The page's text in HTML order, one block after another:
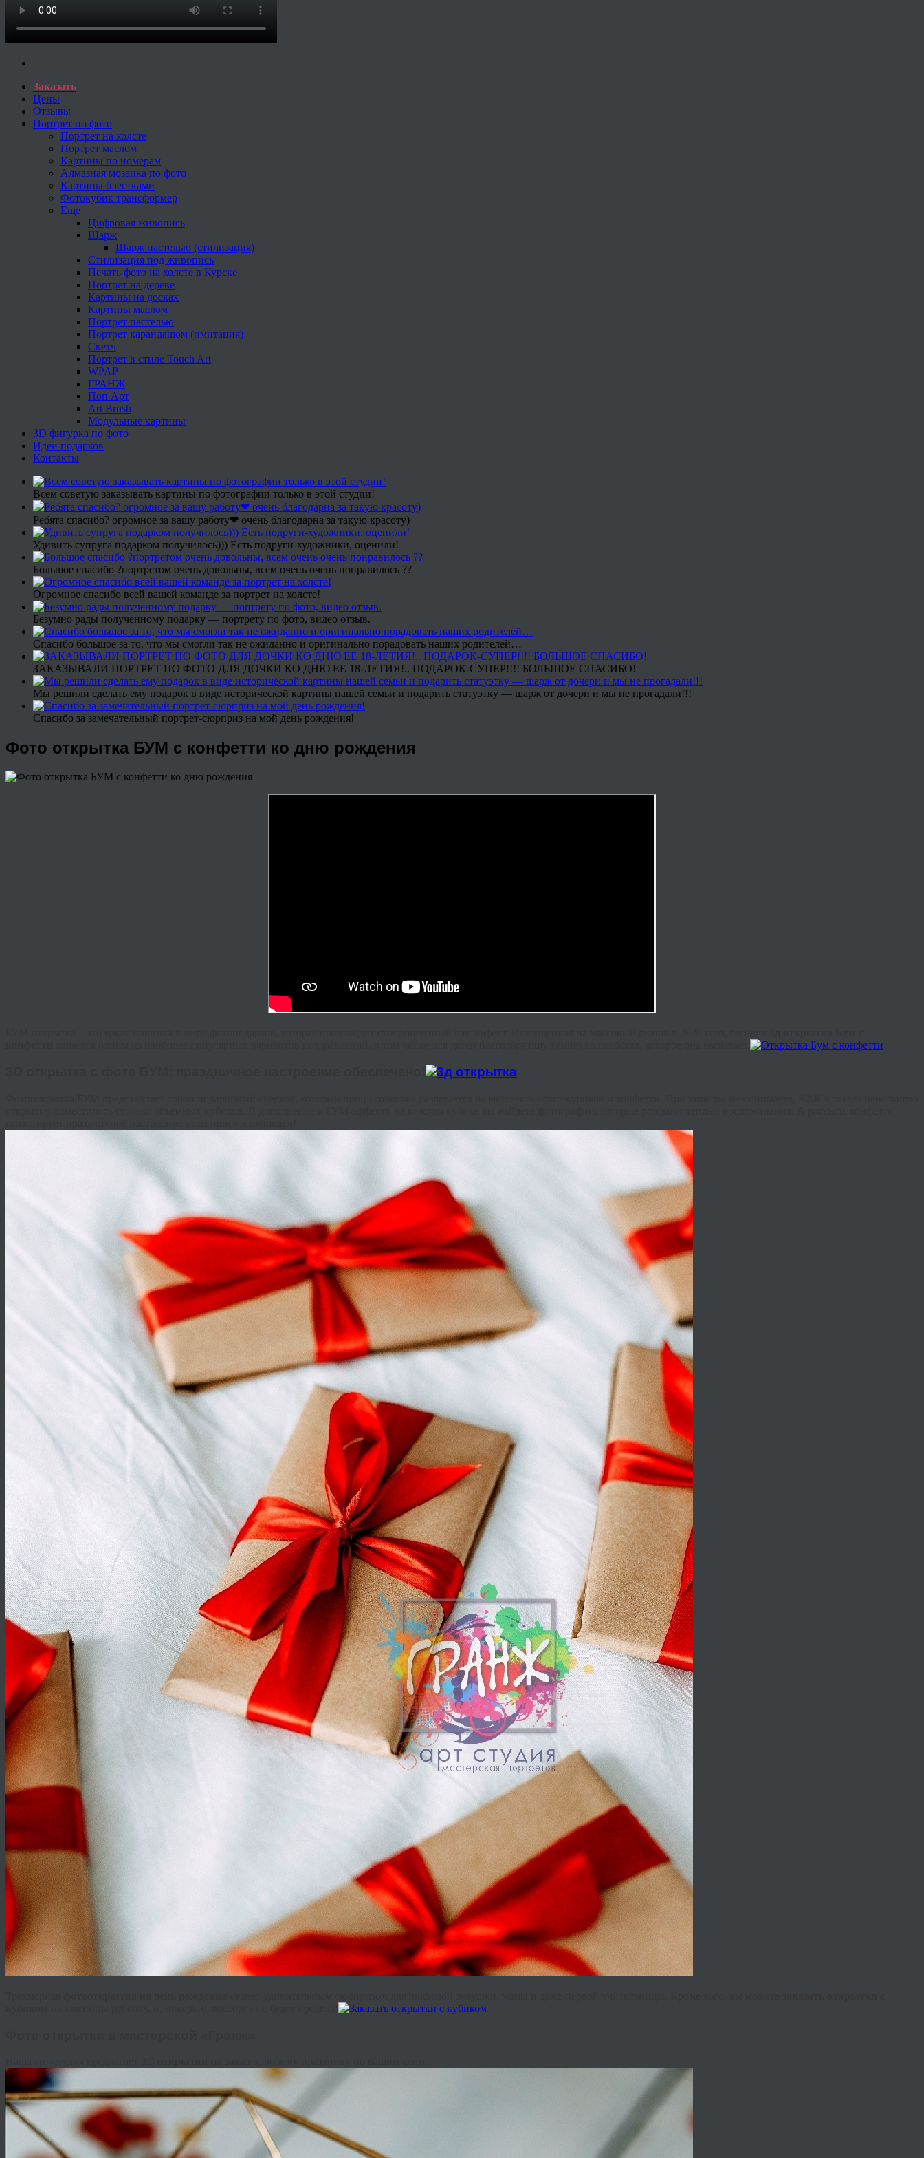
Заказать
Цены
Отзывы
Портрет по фото
Портрет на холсте
Портрет маслом
Картины по номерам
Алмазная мозаика по фото
Картины блестками
Фотокубик трансформер
Еще
Цифровая живопись
Шарж
Шарж пастелью (стилизация)
Стилизация под живопись
Печать фото на холсте в Курске
Портрет на дереве
Картины на досках
Картины маслом
Портрет пастелью
Портрет карандашом (имитация)
Скетч
Портрет в стиле Touch Art
WPAP
ГРАНЖ
Поп Арт
Art Brush
Модульные картины
3D фигурка по фото
Идеи подарков
Контакты
Всем советую заказывать картины по фотографии только в этой студии!
Ребята спасибо? огромное за вашу работу❤ очень благодарна за такую красоту)
Удивить супруга подарком получилось))) Есть подруги-художники, оценили!
Большое спасибо ?портретом очень довольны, всем очень очень понравилось ??
Огромное спасибо всей вашей команде за портрет на холсте!
Безумно рады полученному подарку — портрету по фото, видео отзыв.
Спасибо большое за то, что мы смогли так не ожиданно и оригинально порадовать наших родителей…
ЗАКАЗЫВАЛИ ПОРТРЕТ ПО ФОТО ДЛЯ ДОЧКИ КО ДНЮ ЕЕ 18-ЛЕТИЯ!.. ПОДАРОК-СУПЕР!!!! БОЛЬШОЕ СПАСИБО!
Мы решили сделать ему подарок в виде исторической картины нашей семьи и подарить статуэтку — шарж от дочери и мы не прогадали!!!
Спасибо за замечательный портрет-сюрприз на мой день рождения!
Фото открытка БУМ с конфетти ко дню рождения